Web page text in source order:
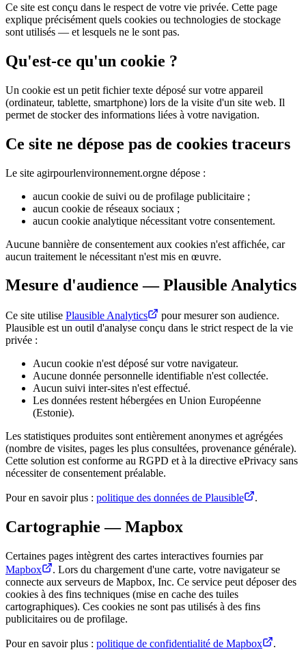
Ce site est conçu dans le respect de votre vie privée. Cette page
explique précisément quels cookies ou technologies de stockage
sont utilisés — et lesquels ne le sont pas.
Qu'est-ce qu'un cookie ?
Un cookie est un petit fichier texte déposé sur votre appareil
(ordinateur, tablette, smartphone) lors de la visite d'un site web. Il
permet de stocker des informations liées à votre navigation.
Ce site ne dépose pas de cookies traceurs
Le site agirpourlenvironnement.orgne dépose :
aucun cookie de suivi ou de profilage publicitaire ;
aucun cookie de réseaux sociaux ;
aucun cookie analytique nécessitant votre consentement.
Aucune bannière de consentement aux cookies n'est affichée, car
aucun traitement le nécessitant n'est mis en œuvre.
Mesure d'audience — Plausible Analytics
Ce site utilise Plausible Analytics
pour mesurer son audience.
Plausible est un outil d'analyse conçu dans le strict respect de la vie
privée :
Aucun cookie n'est déposé sur votre navigateur.
Aucune donnée personnelle identifiable n'est collectée.
Aucun suivi inter-sites n'est effectué.
Les données restent hébergées en Union Européenne
(Estonie).
Les statistiques produites sont entièrement anonymes et agrégées
(nombre de visites, pages les plus consultées, provenance générale).
Cette solution est conforme au RGPD et à la directive ePrivacy sans
nécessiter de consentement préalable.
Pour en savoir plus : politique des données de Plausible .
Cartographie — Mapbox
Certaines pages intègrent des cartes interactives fournies par
Mapbox
. Lors du chargement d'une carte, votre navigateur se
connecte aux serveurs de Mapbox, Inc. Ce service peut déposer des
cookies à des fins techniques (mise en cache des tuiles
cartographiques). Ces cookies ne sont pas utilisés à des fins
publicitaires ou de profilage.
Pour en savoir plus : politique de confidentialité de Mapbox .